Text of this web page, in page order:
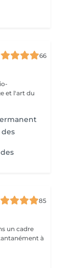
66
et l'art du
des
85
à